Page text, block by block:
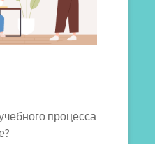
процесса